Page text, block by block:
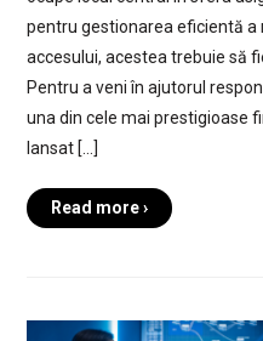
pentru gestionarea eficientă
accesului, acestea trebuie să
Pentru a veni în ajutorul
una din cele mai prestigioase
lansat […]
Read more ›